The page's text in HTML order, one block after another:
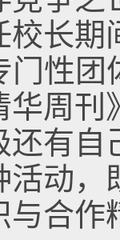
校长
门性
华周
还有自
活动，
与合作